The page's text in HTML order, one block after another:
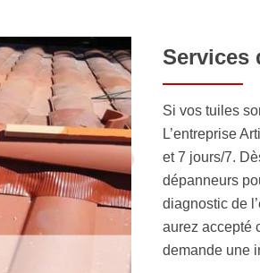
Services
Si vos tuiles
L’entreprise
et 7 jours/7.
dépanneurs
diagnostic de
aurez accepté
demande une